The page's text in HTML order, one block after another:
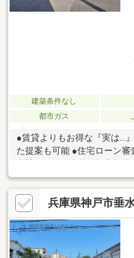
建築条件なし
都市ガス
●賃貸よりもお得な『実は...
た提案も可能 ●住宅ローン審
兵庫県神戸市垂